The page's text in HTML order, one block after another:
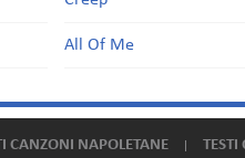
All Of Me
CANZONI NAPOLETANE TESTI